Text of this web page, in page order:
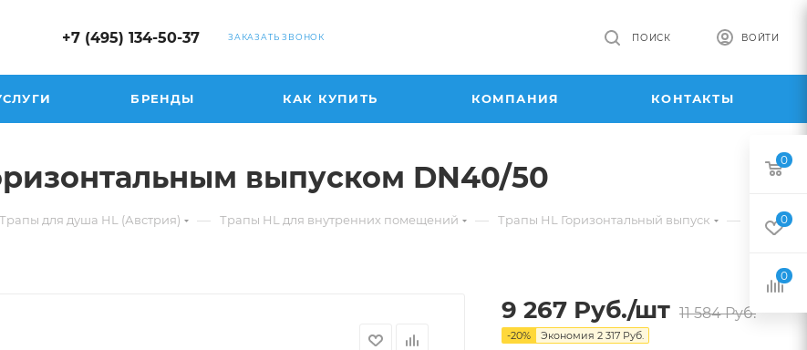
+7 (495) 134-50-37 ЗАКАЗАТЬ ЗВОНОК ВОЙТИ
ПОИСК
БРЕНДЫ КАК КУПИТЬ КОМПАНИЯ КОНТАКТЫ
выпуском DN40/50
Трапы для душа HL (Австрия) — Трапы HL для внутренних помещений — Трапы HL Горизонтальный выпуск —
9 267 Руб./шт 11 584Руб.
-20% Экономия 2 317 Руб.
0
0
0